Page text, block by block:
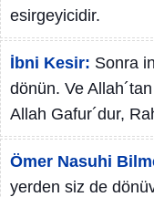
esirgeyicidir.
İbni Kesir: Sonra
dönün. Ve
Allah Gafur´dur,
Ömer Nasuhi
yerden siz de